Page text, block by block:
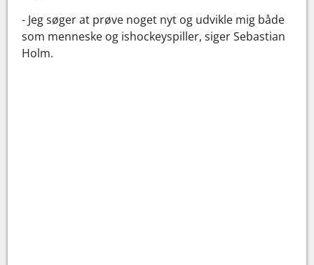
- Jeg søger at prøve noget nyt og udvikle mig både
som menneske og ishockeyspiller, siger Sebastian
Holm.